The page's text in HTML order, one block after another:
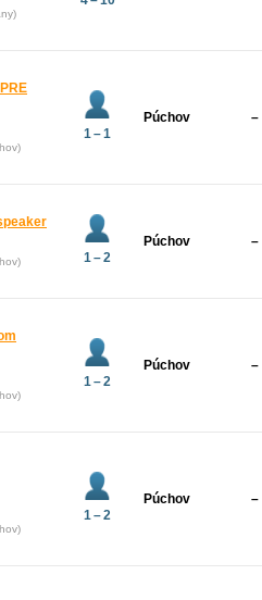
1 – 1
Púchov –
1 – 2
Púchov –
1 – 2
Púchov –
1 – 2
Púchov –